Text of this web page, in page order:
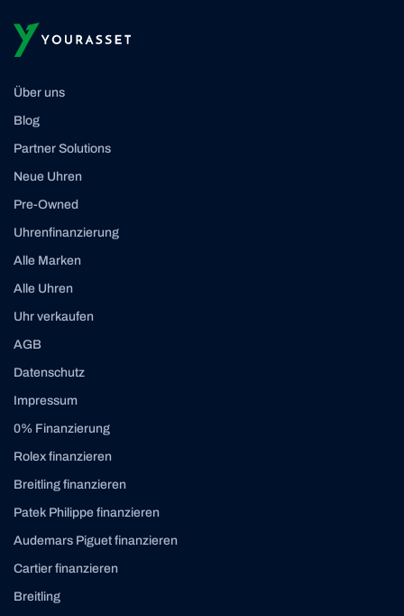
Über uns
Blog
Partner Solutions
Neue Uhren
Pre-Owned
Uhrenfinanzierung
Alle Marken
Alle Uhren
Uhr verkaufen
AGB
Datenschutz
Impressum
0% Finanzierung
Rolex finanzieren
Breitling finanzieren
Patek Philippe finanzieren
Audemars Piguet finanzieren
Cartier finanzieren
Breitling